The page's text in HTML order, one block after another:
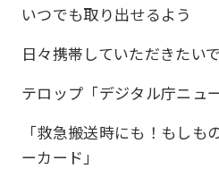
いつでも取り出せるよう
日々携帯していただきたい
テロップ「デジタル庁ニュー
「救急搬送時にも！もし
ーカード」